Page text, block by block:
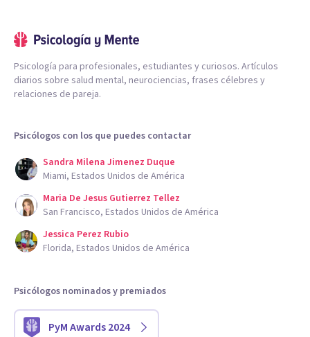
Psicología para profesionales, estudiantes y curiosos. Artículos
diarios sobre salud mental, neurociencias, frases célebres y
relaciones de pareja.
Psicólogos con los que puedes contactar
Sandra Milena Jimenez Duque
Miami, Estados Unidos de América
Maria De Jesus Gutierrez Tellez
San Francisco, Estados Unidos de América
Jessica Perez Rubio
Florida, Estados Unidos de América
Psicólogos nominados y premiados
PyM Awards 2024